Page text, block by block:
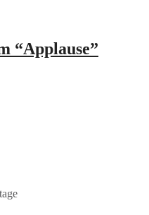
“Applause”